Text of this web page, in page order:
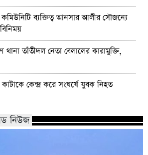
কমিউনিটি ব্যক্তিত্ব আনসার আলীর সৌজন্যে
থানা তাঁতীদল নেতা বেলালের কারামুক্তি,
কেন্দ্র করে সংঘর্ষে যুবক নিহত
নিউজ